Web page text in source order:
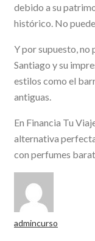
debido a su
histórico. No
Y por supuesto, no
Santiago y su
estilos como el
antiguas.
En Financia Tu
alternativa
con perfumes
admincurso